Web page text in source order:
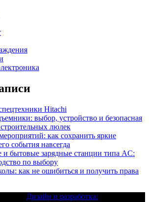
Hitachi
выбор, устройство и безопасная
люлек
как сохранить яркие
события навсегда
и бытовые зарядные станции типа AC:
по выбору
как не ошибиться и получить права
Дизайн и разработка: